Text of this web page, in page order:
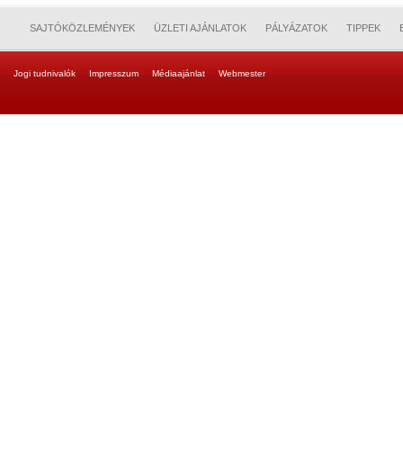
SAJTÓKÖZLEMÉNYEK ÜZLETI AJÁNLATOK PÁLYÁZATOK TIPPEK
Jogi tudnivalók Impresszum Médiaajánlat Webmester